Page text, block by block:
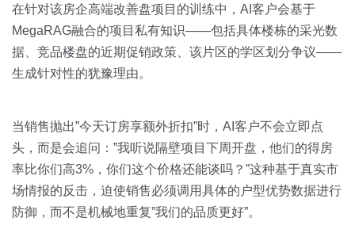
在针对该房企高端改善盘项目的训练中，AI客户会基于
MegaRAG融合的项目私有知识——包括具体楼栋的采光数
据、竞品楼盘的近期促销政策、该片区的学区划分争议——
生成针对性的犹豫理由。
当销售抛出”今天订房享额外折扣”时，AI客户不会立即点
头，而是会追问：”我听说隔壁项目下周开盘，他们的得房
率比你们高3%，你们这个价格还能谈吗？”这种基于真实市
场情报的反击，迫使销售必须调用具体的户型优势数据进行
防御，而不是机械地重复”我们的品质更好”。